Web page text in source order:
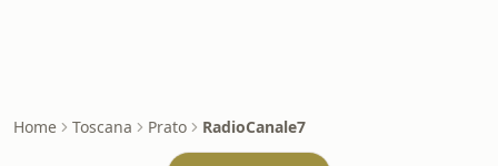
Home Toscana Prato RadioCanale7